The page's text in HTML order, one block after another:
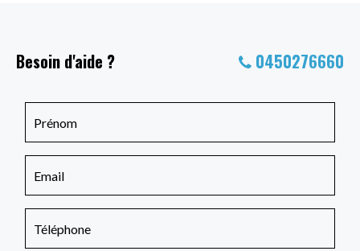
Besoin d'aide ? 0450276660